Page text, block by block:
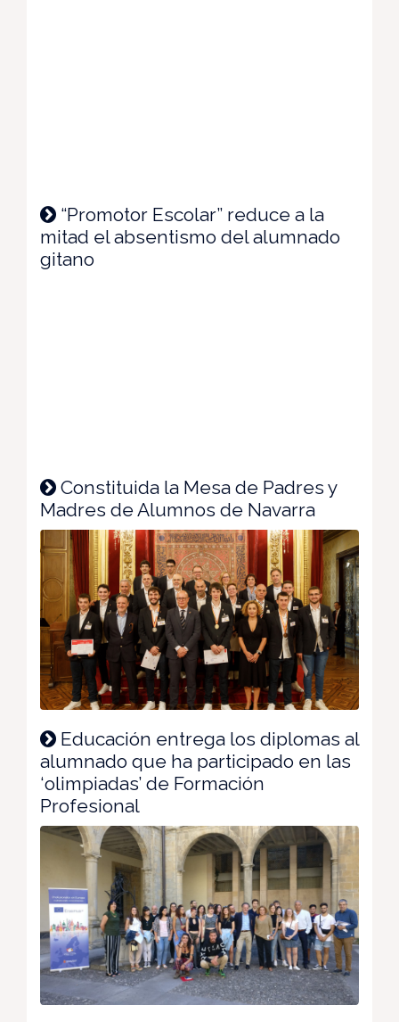
“Promotor Escolar” reduce a la
mitad el absentismo del alumnado
gitano
Constituida la Mesa de Padres y
Madres de Alumnos de Navarra
Educación entrega los diplomas al
alumnado que ha participado en las
‘olimpiadas’ de Formación
Profesional